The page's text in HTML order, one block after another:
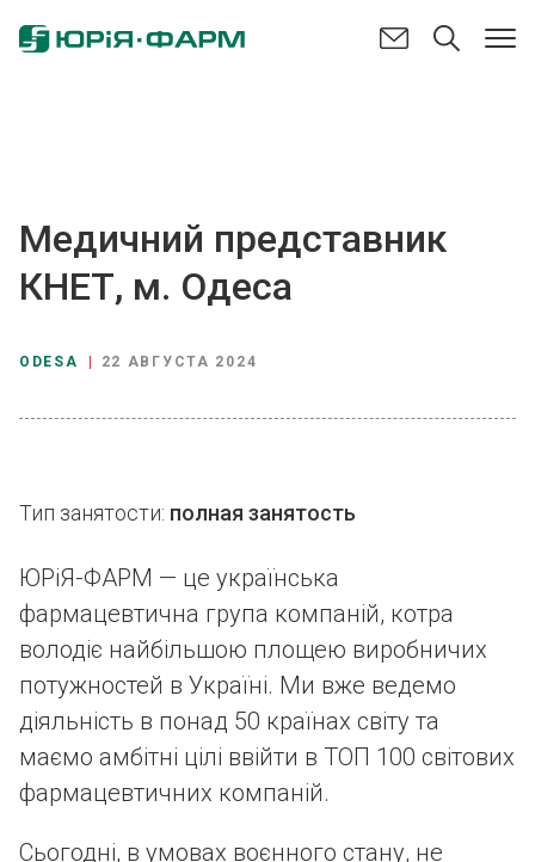
Медичний представник
КНЕТ, м. Одеса
ODESA 22 АВГУСТА 2024
Тип занятости: полная занятость
ЮРіЯ-ФАРМ — це українська
фармацевтична група компаній, котра
володіє найбільшою площею виробничих
потужностей в Україні. Ми вже ведемо
діяльність в понад 50 країнах світу та
маємо амбітні цілі ввійти в ТОП 100 світових
фармацевтичних компаній.
Сьогодні, в умовах воєнного стану, не